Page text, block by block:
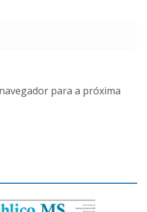
para a próxima